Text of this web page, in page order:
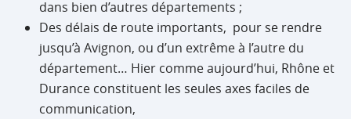
dans bien d’autres départements ;
Des délais de route importants, pour se rendre
jusqu’à Avignon, ou d’un extrême à l’autre du
département… Hier comme aujourd’hui, Rhône et
Durance constituent les seules axes faciles de
communication,